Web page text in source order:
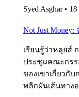
Syed Asghar• 18
Not Just
เรียนรู้ว่าหลุยส์
ประชุมคณะกรร
ของเขาเกี่ยวกับ
พลิกผันเส้นทา